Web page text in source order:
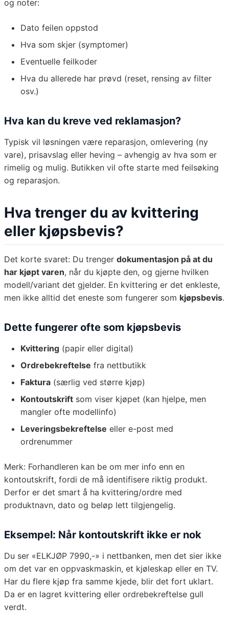
og noter:
Dato feilen oppstod
Hva som skjer (symptomer)
Eventuelle feilkoder
Hva du allerede har prøvd (reset, rensing av filter
osv.)
Hva kan du kreve ved reklamasjon?
Typisk vil løsningen være reparasjon, omlevering (ny
vare), prisavslag eller heving – avhengig av hva som er
rimelig og mulig. Butikken vil ofte starte med feilsøking
og reparasjon.
Hva trenger du av kvittering
eller kjøpsbevis?
Det korte svaret: Du trenger dokumentasjon på at du
har kjøpt varen, når du kjøpte den, og gjerne hvilken
modell/variant det gjelder. En kvittering er det enkleste,
men ikke alltid det eneste som fungerer som kjøpsbevis.
Dette fungerer ofte som kjøpsbevis
Kvittering (papir eller digital)
Ordrebekreftelse fra nettbutikk
Faktura (særlig ved større kjøp)
Kontoutskrift som viser kjøpet (kan hjelpe, men
mangler ofte modellinfo)
Leveringsbekreftelse eller e-post med
ordrenummer
Merk: Forhandleren kan be om mer info enn en
kontoutskrift, fordi de må identifisere riktig produkt.
Derfor er det smart å ha kvittering/ordre med
produktnavn, dato og beløp lett tilgjengelig.
Eksempel: Når kontoutskrift ikke er nok
Du ser «ELKJØP 7990,-» i nettbanken, men det sier ikke
om det var en oppvaskmaskin, et kjøleskap eller en TV.
Har du flere kjøp fra samme kjede, blir det fort uklart.
Da er en lagret kvittering eller ordrebekreftelse gull
verdt.